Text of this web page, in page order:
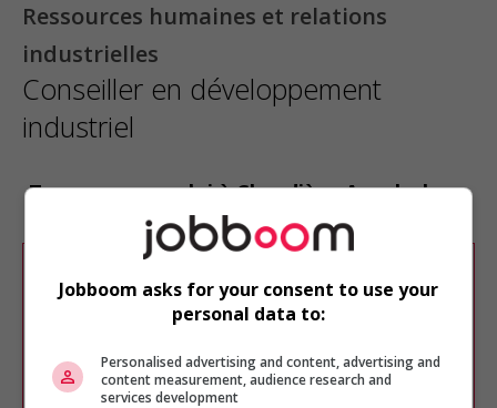
Ressources humaines et relations
industrielles
Conseiller en développement
industriel
Trouvez un emploi à Chaudière-Appalaches :
Conseiller en développement industriel
résultat.
Veuillez faire une nouvelle recherche.
Vous pouvez en tout temps utiliser nos
outils pour raffiner votre recherche, ou
chercher un poste selon votre profil
Jobboom asks for your consent to use your
personal data to:
Personalised advertising and content, advertising and
content measurement, audience research and
services development